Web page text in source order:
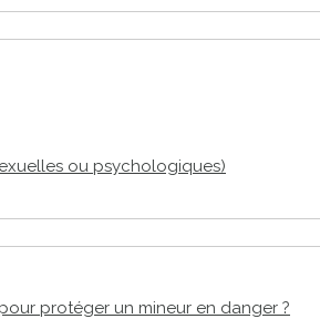
découvrir
s'amuser
ou psychologiques)
protéger un mineur en danger ?